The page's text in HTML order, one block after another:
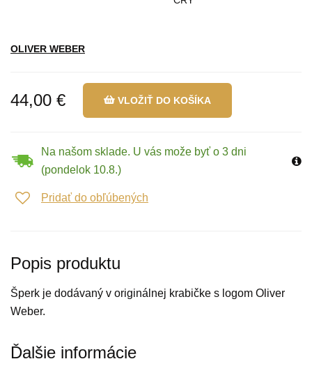
OLIVER WEBER
44,00 € VLOŽIŤ DO KOŠÍKA
Na našom sklade. U vás može byť o 3 dni
(pondelok 10.8.)
Pridať do obľúbených
Popis produktu
Šperk je dodávaný v originálnej krabičke s logom Oliver
Weber.
Ďalšie informácie